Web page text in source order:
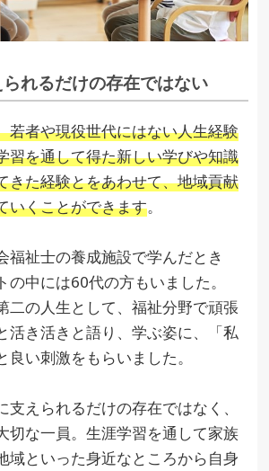
れるだけの存在ではない
若者や現役世代にはない人生経験
習を通して得た新しい学びや知識
きた経験とをあわせて、地域貢献
いくことができます。
福祉士の養成施設で学んだとき
の中には60代の方もいました。
二の人生として、福祉分野で頑張
活き活きと語り、学ぶ姿に、「私
良い刺激をもらいました。
支えられるだけの存在ではなく、
切な一員。生涯学習を通して家族
域といった身近なところから自身